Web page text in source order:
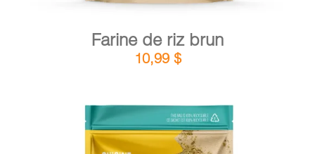
Farine de riz brun
10,99 $